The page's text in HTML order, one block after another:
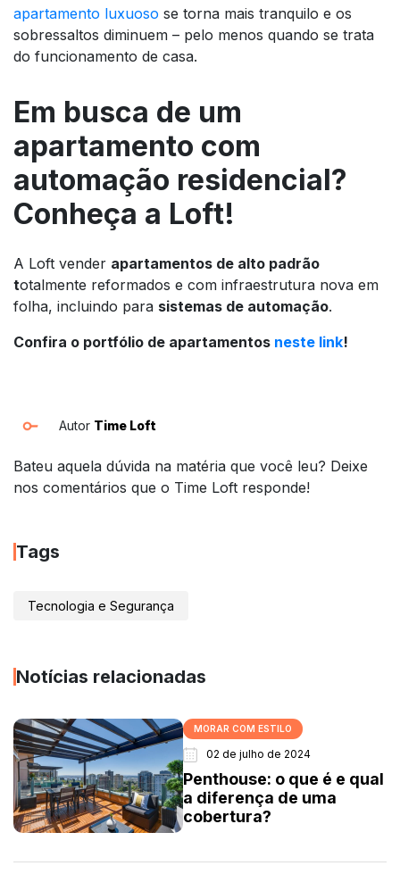
apartamento luxuoso se torna mais tranquilo e os
sobressaltos diminuem – pelo menos quando se trata
do funcionamento de casa.
Em busca de um
apartamento com
automação residencial?
Conheça a Loft!
A Loft vender apartamentos de alto padrão
totalmente reformados e com infraestrutura nova em
folha, incluindo para sistemas de automação.
Confira o portfólio de apartamentos neste link!
Autor Time Loft
Bateu aquela dúvida na matéria que você leu? Deixe
nos comentários que o Time Loft responde!
Tags
Tecnologia e Segurança
Notícias relacionadas
MORAR COM ESTILO
02 de julho de 2024
Penthouse: o que é e qual
a diferença de uma
cobertura?